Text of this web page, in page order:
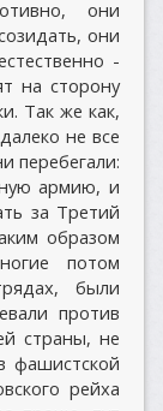
они
они
-
на сторону
Так же как,
не все
перебегали:
армию, и
за Третий
образом
потом
были
против
страны, не
фашистской
рейха